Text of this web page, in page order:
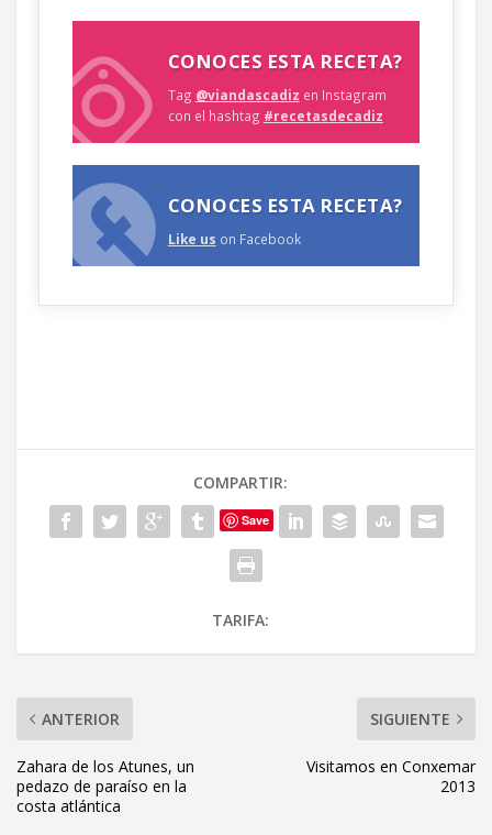
CONOCES ESTA RECETA?
Tag @viandascadiz en Instagram
con el hashtag #recetasdecadiz
CONOCES ESTA RECETA?
Like us on Facebook
COMPARTIR:
Save
TARIFA:
ANTERIOR
Zahara de los Atunes, un
pedazo de paraíso en la
costa atlántica
SIGUIENTE
Visitamos en Conxemar
2013